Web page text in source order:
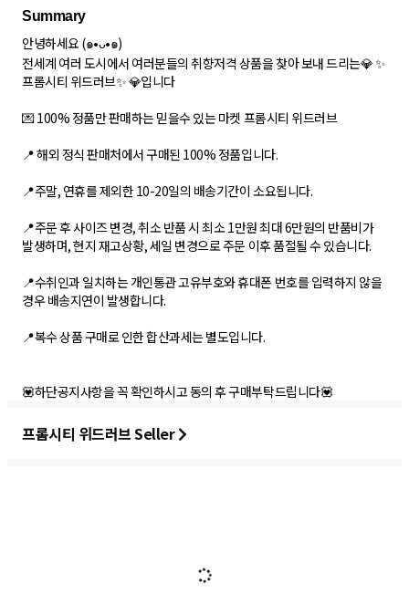
Summary
안녕하세요 (๑•ᴗ•๑)
전세계 여러 도시에서 여러분들의 취향저격 상품을 찾아 보내 드리는💎 ✨
프롬시티 위드러브✨ 💎입니다
💌 100% 정품만 판매하는 믿을수 있는 마켓 프롬시티 위드러브
📍 해외 정식 판매처에서 구매된 100% 정품입니다.
📍주말, 연휴를 제외한 10-20일의 배송기간이 소요됩니다.
📍주문 후 사이즈 변경, 취소 반품 시 최소 1만원 최대 6만원의 반품비가
발생하며, 현지 재고상황, 세일 변경으로 주문 이후 품절될 수 있습니다.
📍수취인과 일치하는 개인통관 고유부호와 휴대폰 번호를 입력하지 않을
경우 배송지연이 발생합니다.
📍복수 상품 구매로 인한 합산과세는 별도입니다.
💟하단공지사항을 꼭 확인하시고 동의 후 구매부탁드립니다💟
프롬시티 위드러브 Seller